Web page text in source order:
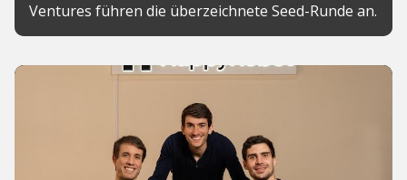
Ventures führen die überzeichnete Seed-Runde an.